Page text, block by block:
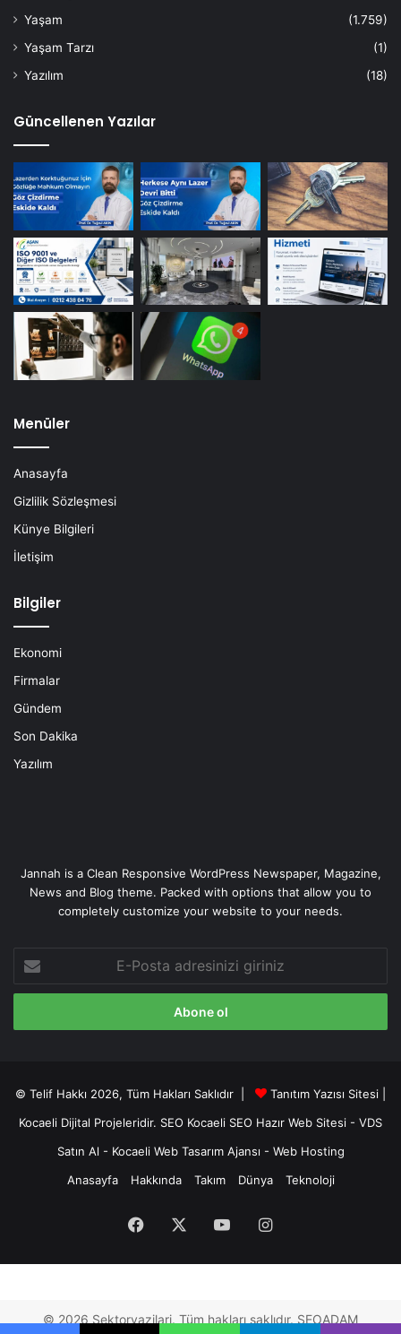
Yaşam
(1.759)
Yaşam Tarzı
(1)
Yazılım
(18)
Güncellenen Yazılar
Menüler
Anasayfa
Gizlilik Sözleşmesi
Künye Bilgileri
İletişim
Bilgiler
Ekonomi
Firmalar
Gündem
Son Dakika
Yazılım
Jannah is a Clean Responsive WordPress Newspaper, Magazine,
News and Blog theme. Packed with options that allow you to
completely customize your website to your needs.
Posta
adresinizi
© Telif Hakkı 2026, Tüm Hakları Saklıdır |
Tanıtım Yazısı Sitesi |
Kocaeli Dijital Projeleridir. SEO Kocaeli SEO Hazır Web Sitesi - VDS
Satın Al - Kocaeli Web Tasarım Ajansı - Web Hosting
Anasayfa
Hakkında Takım Dünya Teknoloji
Facebook YouTubeInstagram
© 2026 Sektoryazilari. Tüm hakları saklıdır. SEOADAM